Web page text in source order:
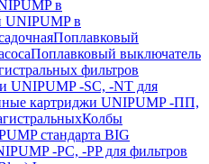
в
UNIPUMP в
Поплавковый
Поплавковый выключатель
фильтров
UNIPUMP -SC, -NT для
картриджи UNIPUMP -ПП,
Колбы
стандарта BIG
-PC, -PP для фильтров